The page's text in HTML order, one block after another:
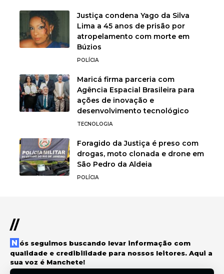
Justiça condena Yago da Silva
Lima a 45 anos de prisão por
atropelamento com morte em
Búzios
POLÍCIA
Maricá firma parceria com
Agência Espacial Brasileira para
ações de inovação e
desenvolvimento tecnológico
TECNOLOGIA
Foragido da Justiça é preso com
drogas, moto clonada e drone em
São Pedro da Aldeia
POLÍCIA
//
Nós seguimos buscando levar informação com
qualidade e credibilidade para nossos leitores. Aqui a
sua voz é Manchete!